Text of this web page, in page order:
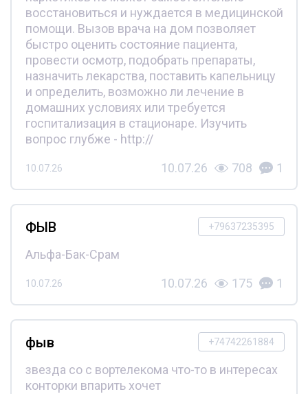
восстановиться и нуждается в медицинской
помощи. Вызов врача на дом позволяет
быстро оценить состояние пациента,
провести осмотр, подобрать препараты,
назначить лекарства, поставить капельницу
и определить, возможно ли лечение в
домашних условиях или требуется
госпитализация в стационаре. Изучить
вопрос глубже - http://
10.07.26 10.07.26 708 1
+79637235395
ФЫВ
Альфа-Бак-Срам
10.07.26 10.07.26 175 1
+74742261884
фыв
звезда со с вортелекома что-то в интересах
конторки впарить хочет